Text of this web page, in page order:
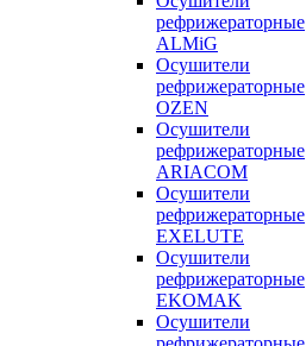
рефрижераторные
ALMiG
Осушители
рефрижераторные
OZEN
Осушители
рефрижераторные
ARIACOM
Осушители
рефрижераторные
EXELUTE
Осушители
рефрижераторные
EKOMAK
Осушители